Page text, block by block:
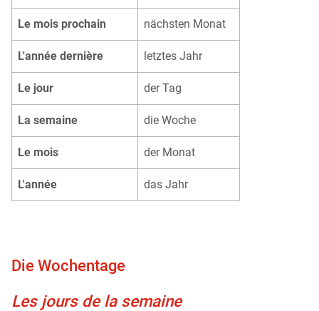
Le mois prochain nächsten Monat
L'année dernière letztes Jahr
Le jour der Tag
La semaine die Woche
Le mois der Monat
L'année das Jahr
Die Wochentage
Les jours de la semaine